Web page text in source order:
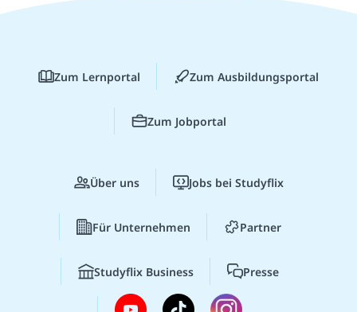
Zum Lernportal Zum Ausbildungsportal
Zum Jobportal
Über uns Jobs bei Studyflix
Für Unternehmen Partner
Studyflix Business Presse